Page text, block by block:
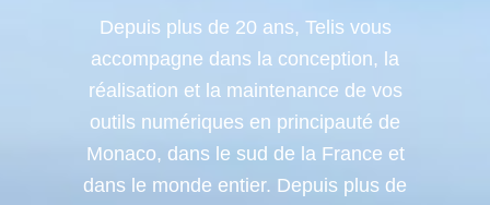
Depuis plus de 20 ans, Telis vous
accompagne dans la conception, la
réalisation et la maintenance de vos
outils numériques en principauté de
Monaco, dans le sud de la France et
dans le monde entier. Depuis plus de